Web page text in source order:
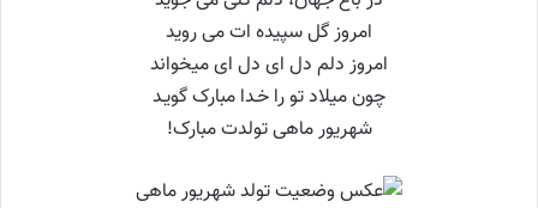
امروز گل سپیده ات می روید
امروز دلم دل ای دل ای میخواند
چون میلاد تو را خـدا مبارک گویـد
شهریور ماهی تولدت مبارک!